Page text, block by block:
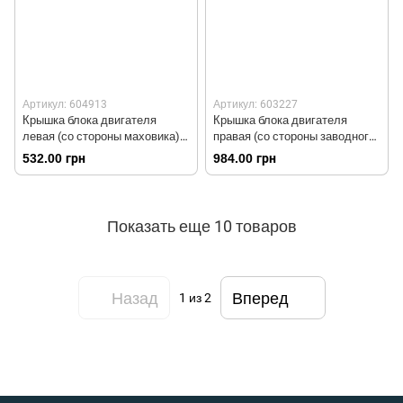
Артикул: 604913
Крышка блока двигателя
левая (со стороны маховика)
5отв. R190N/195NM Тип №5
532.00 грн
Артикул: 603227
Крышка блока двигателя
правая (со стороны заводного
рычага), 8отв., чугунная
R190N/195NM Тип №1
984.00 грн
Показать еще 10 товаров
Назад 1 из 2 Вперед